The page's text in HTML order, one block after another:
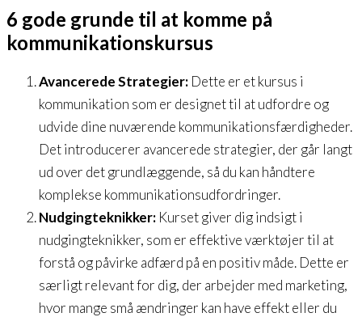
6 gode grunde til at komme på
kommunikationskursus
Avancerede Strategier: Dette er et kursus i
kommunikation som er designet til at udfordre og
udvide dine nuværende kommunikationsfærdigheder.
Det introducerer avancerede strategier, der går langt
ud over det grundlæggende, så du kan håndtere
komplekse kommunikationsudfordringer.
Nudgingteknikker: Kurset giver dig indsigt i
nudgingteknikker, som er effektive værktøjer til at
forstå og påvirke adfærd på en positiv måde. Dette er
særligt relevant for dig, der arbejder med marketing,
hvor mange små ændringer kan have effekt eller du